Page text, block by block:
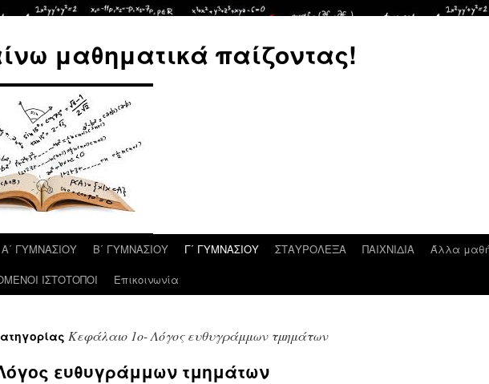
μαθηματικά παίζοντας!
Α΄ ΓΥΜΝΑΣΙΟΥ Β΄ ΓΥΜΝΑΣΙΟΥ Γ΄ ΓΥΜΝΑΣΙΟΥ ΣΤΑΥΡΟΛΕΞΑ ΠΑΙΧΝΙΔΙΑ
Άλλα
ΙΣΤΟΤΟΠΟΙ
Επικοινωνία
Κεφάλαιο 1ο- Λόγος ευθυγράμμων τμημάτων
ευθυγράμμων τμημάτων